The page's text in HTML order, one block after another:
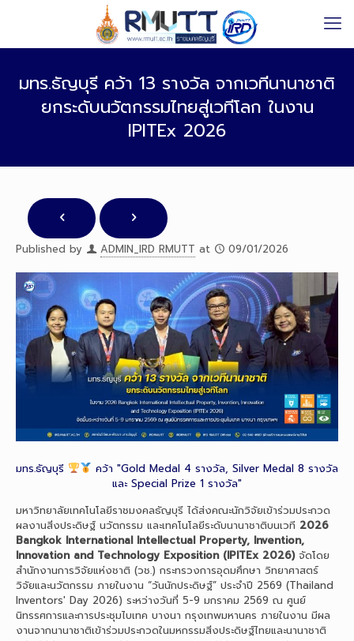
มทร.ธัญบุรี คว้า 13 รางวัล จากเวทีนานาชาติ
ยกระดับนวัตกรรมไทยสู่เวทีโลก ในงาน
IPITEx 2026
Published by ADMIN_IRD RMUTT at 09/01/2026
มทร.ธัญบุรี
คว้า "Gold Medal 4 รางวัล, Silver Medal 8 รางวัล
และ Special Prize 1 รางวัล"
มหาวิทยาลัยเทคโนโลยีราชมงคลธัญบุรี ได้ส่งคณะนักวิจัยเข้าร่วมประกวด
ผลงานสิ่งประดิษฐ์ นวัตกรรม และเทคโนโลยีระดับนานาชาติบนเวที 2026
Bangkok International Intellectual Property, Invention,
Innovation and Technology Exposition (IPITEx 2026)จัดโดย
สำนักงานการวิจัยแห่งชาติ (วช.) กระทรวงการอุดมศึกษา วิทยาศาสตร์
วิจัยและนวัตกรรม ภายในงาน “วันนักประดิษฐ์” ประจำปี 2569 (Thailand
Inventors' Day 2026) ระหว่างวันที่ 5-9 มกราคม 2569 ณ ศูนย์
นิทรรศการและการประชุมไบเทค บางนา กรุงเทพมหานคร ภายในงาน มีผล
งานจากนานาชาติเข้าร่วมประกวดในมหกรรมสิ่งประดิษฐ์ไทยและนานาชาติ